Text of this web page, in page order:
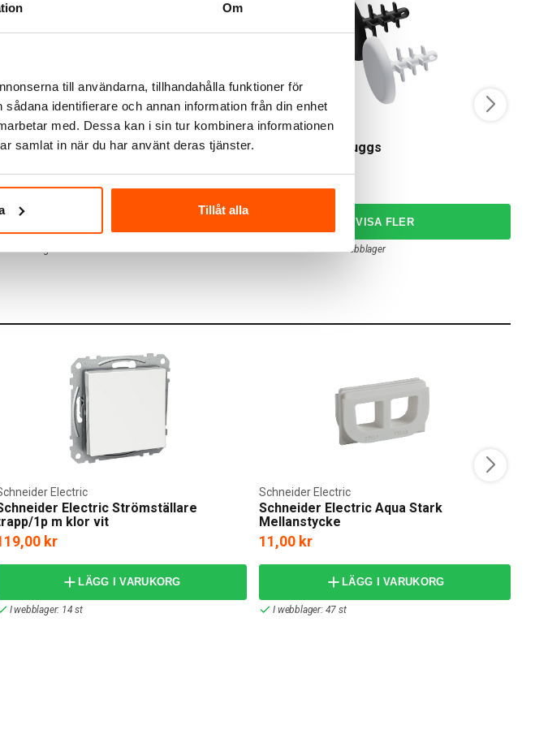
Om
till användarna, tillhandahålla funktioner för
identifierare och annan information från din enhet
med. Dessa kan i sin tur kombinera informationen
samlat in när du har använt deras tjänster.
Tillåt alla
Zero 35 Trafo 0-35W 12VAC Elektroskutt Pluggs
ElektroSkutt
2 av 2 varianter i webblager
Electric Strömställare
1p m klor vit
Electric
kr
LÄGG I VARUKORG
I webblager: 14 st
Schneider Electric Aqua Stark
Mellanstycke
Schneider Electric
11,00 kr
LÄGG I VARUKORG
I webblager: 47 st